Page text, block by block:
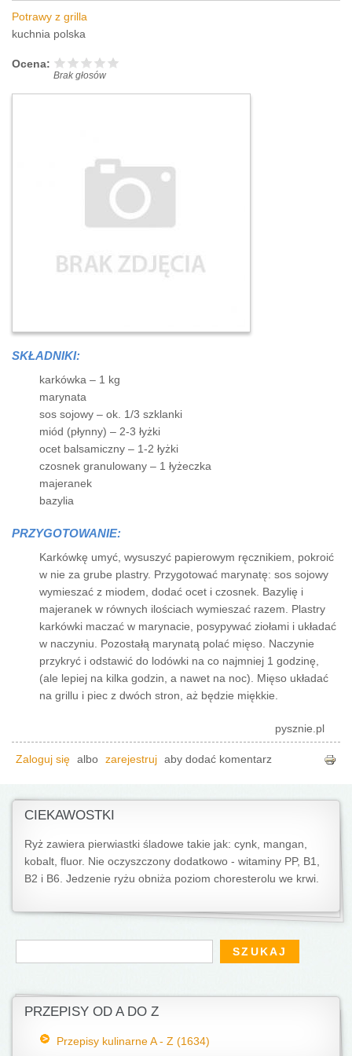
Potrawy z grilla
kuchnia polska
Ocena:
Brak głosów
SKŁADNIKI:
karkówka – 1 kg
marynata
sos sojowy – ok. 1/3 szklanki
miód (płynny) – 2-3 łyżki
ocet balsamiczny – 1-2 łyżki
czosnek granulowany – 1 łyżeczka
majeranek
bazylia
PRZYGOTOWANIE:
Karkówkę umyć, wysuszyć papierowym ręcznikiem, pokroić
w nie za grube plastry. Przygotować marynatę: sos sojowy
wymieszać z miodem, dodać ocet i czosnek. Bazylię i
majeranek w równych ilościach wymieszać razem. Plastry
karkówki maczać w marynacie, posypywać ziołami i układać
w naczyniu. Pozostałą marynatą polać mięso. Naczynie
przykryć i odstawić do lodówki na co najmniej 1 godzinę,
(ale lepiej na kilka godzin, a nawet na noc). Mięso układać
na grillu i piec z dwóch stron, aż będzie miękkie.
pysznie.pl
Zaloguj się albo zarejestruj aby dodać komentarz
CIEKAWOSTKI
Ryż zawiera pierwiastki śladowe takie jak: cynk, mangan,
kobalt, fluor. Nie oczyszczony dodatkowo - witaminy PP, B1,
B2 i B6. Jedzenie ryżu obniża poziom choresterolu we krwi.
Formularz wyszukiwania
Szukaj
PRZEPISY OD A DO Z
Przepisy kulinarne A - Z (1634)